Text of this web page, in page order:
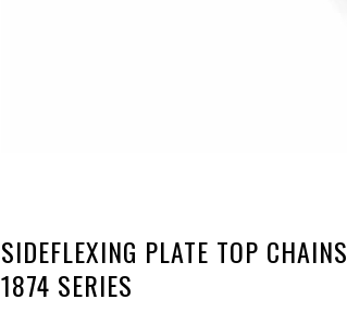
SIDEFLEXING PLATE TOP CHAINS
1874 SERIES